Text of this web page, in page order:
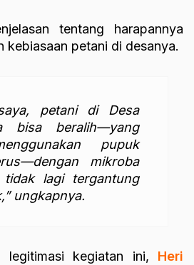
tentang harapannya
kebiasaan petani di desanya.
petani di Desa
bisa beralih—yang
pupuk
mikroba
lagi tergantung
ungkapnya.
legitimasi kegiatan ini, Heri